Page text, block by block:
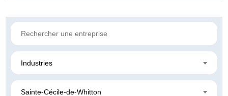
Industries
Sainte-Cécile-de-Whitton